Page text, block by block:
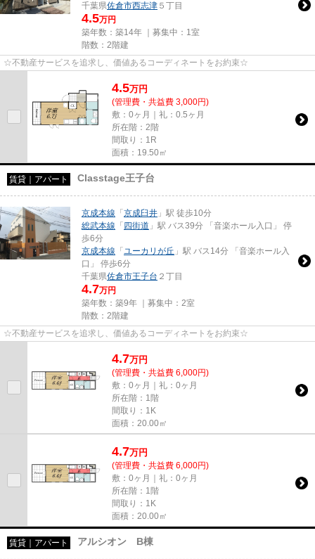
千葉県佐倉市西志津 ５丁目
4.5万円
築年数：築14年 ｜募集中： 1室
階数：2階建
☆不動産サービスを追求し、価値あるコーディネートをお約束☆
4.5万円
(管理費・共益費 3,000円)
敷：0ヶ月｜礼：0.5ヶ月
所在階：2階
間取り：1R
面積：19.50㎡
賃貸｜アパート Classtage王子台
京成本線 「 京成臼井 」駅 徒歩10分
総武本線 「 四街道 」駅 バス39分 「音楽ホール入口」 停
歩6分
京成本線 「 ユーカリが丘 」駅 バス14分 「音楽ホール入
口」 停歩6分
千葉県佐倉市王子台 ２丁目
4.7万円
築年数：築9年 ｜募集中： 2室
階数：2階建
☆不動産サービスを追求し、価値あるコーディネートをお約束☆
4.7万円
(管理費・共益費 6,000円)
敷：0ヶ月｜礼：0ヶ月
所在階：1階
間取り：1K
面積：20.00㎡
4.7万円
(管理費・共益費 6,000円)
敷：0ヶ月｜礼：0ヶ月
所在階：1階
間取り：1K
面積：20.00㎡
賃貸｜アパート アルシオン B棟